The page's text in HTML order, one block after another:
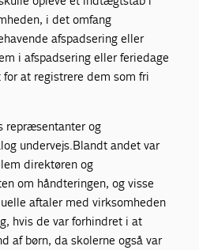
i det omfang
afspadsering eller
i afspadsering eller feriedage
at registrere dem som fri
repræsentanter og
undervejs.Blandt andet var
direktøren og
om håndteringen, og visse
aftaler med virksomheden
hvis de var forhindret i at
af børn, da skolerne også var